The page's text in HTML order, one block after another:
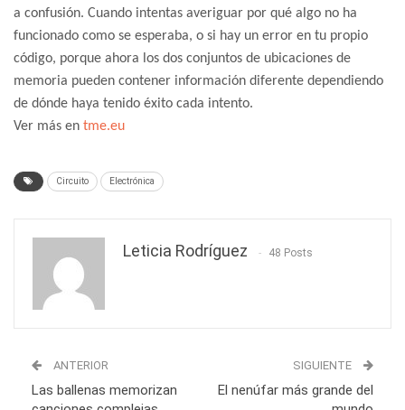
a confusión. Cuando intentas averiguar por qué algo no ha
funcionado como se esperaba, o si hay un error en tu propio
código, porque ahora los dos conjuntos de ubicaciones de
memoria pueden contener información diferente dependiendo
de dónde haya tenido éxito cada intento.
Ver más en tme.eu
Circuito Electrónica
Leticia Rodríguez 48 Posts
ANTERIOR
Las ballenas memorizan
SIGUIENTE
El nenúfar más grande del